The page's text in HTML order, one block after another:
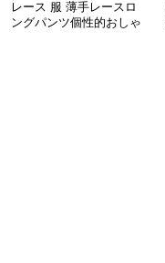
レース 服 薄手レースロ
ングパンツ個性的おしゃ